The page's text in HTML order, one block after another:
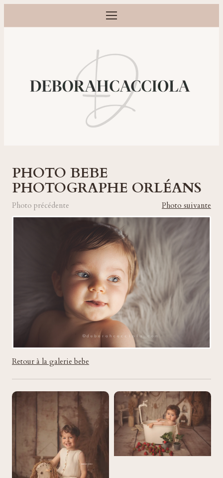
Ouvrir le menu
Photographe grossesse, naissance, bébé et famille à Orléans
PHOTO BEBE
PHOTOGRAPHE ORLÉANS
Photo précédente Photo suivante
Retour à la galerie bebe